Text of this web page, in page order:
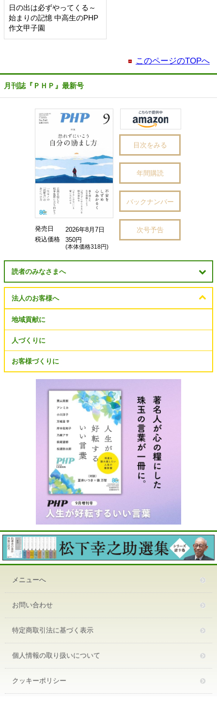
日の出は必ずやってくる～
始まりの記憶 中高生のPHP
作文甲子園
このページのTOPへ
月刊誌『ＰＨＰ』最新号
発売日
2026年8月7日
税込価格
350円
(本体価格318円)
目次をみる
年間購読
バックナンバー
次号予告
読者のみなさまへ
法人のお客様へ
地域貢献に
人づくりに
お客様づくりに
メニューへ
お問い合わせ
特定商取引法に基づく表示
個人情報の取り扱いについて
クッキーポリシー